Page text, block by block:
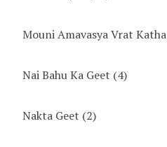
Mouni Amavasya Vrat Katha
Nai Bahu Ka Geet (4)
Nakta Geet (2)